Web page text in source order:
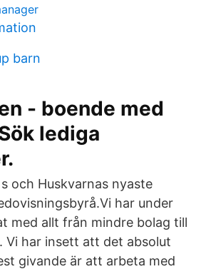
barn
- boende med
lediga
och Huskvarnas nyaste
har under
med allt från mindre bolag till
Vi har insett att det absolut
givande är att arbeta med